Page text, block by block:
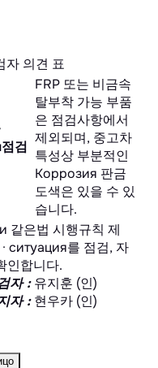
의견 표
검
FRP 또는 비금속
탈부착 가능 부품
은 점검사항에서
제외되며, 중고차
특성상 부분적인
Коррозия 판금
도색은 있을 수 있
습니다.
같은법 시행규칙 제
ситуация를 점검, 자
인합니다.
자 : 유지훈 (인)
자 : 현우카 (인)